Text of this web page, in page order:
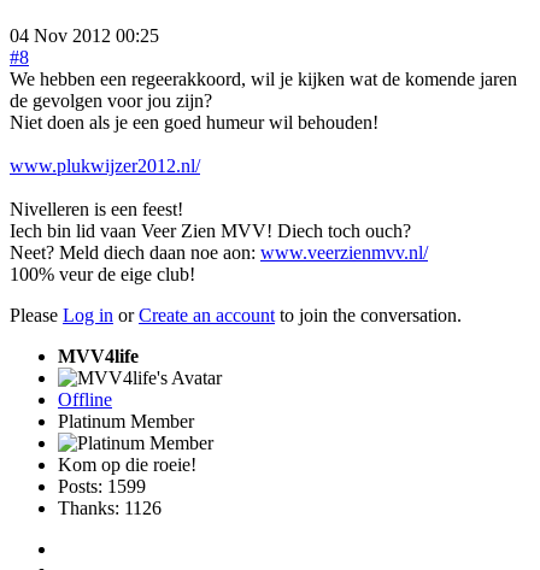
04 Nov 2012 00:25
#8
We hebben een regeerakkoord, wil je kijken wat de komende jaren
de gevolgen voor jou zijn?
Niet doen als je een goed humeur wil behouden!
www.plukwijzer2012.nl/
Nivelleren is een feest!
Iech bin lid vaan Veer Zien MVV! Diech toch ouch?
Neet? Meld diech daan noe aon: www.veerzienmvv.nl/
100% veur de eige club!
Please Log in orCreate an account to join the conversation.
MVV4life
Offline
Platinum Member
Kom op die roeie!
Posts: 1599
Thanks: 1126